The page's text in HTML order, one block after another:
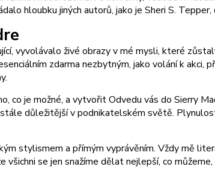
hloubku jiných autorů, jako je Sheri S.
vyvolávalo živé obrazy v mé mysli, které
zdarma nezbytným, jako volání k
co je možné, a vytvořit Odvedu vás do Sierry
důležitější v podnikatelském světě.
stylismem a přímým vyprávěním. Vždy mě
se jen snažíme dělat nejlepší, co